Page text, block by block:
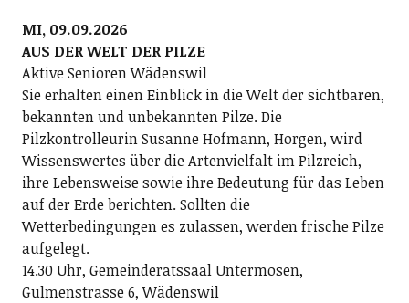
MI, 09.09.2026
AUS DER WELT DER PILZE
Aktive Senioren Wädenswil
Sie erhalten einen Einblick in die Welt der sichtbaren,
bekannten und unbekannten Pilze. Die
Pilzkontrolleurin Susanne Hofmann, Horgen, wird
Wissenswertes über die Artenvielfalt im Pilzreich,
ihre Lebensweise sowie ihre Bedeutung für das Leben
auf der Erde berichten. Sollten die
Wetterbedingungen es zulassen, werden frische Pilze
aufgelegt.
14.30 Uhr, Gemeinderatssaal Untermosen,
Gulmenstrasse 6, Wädenswil